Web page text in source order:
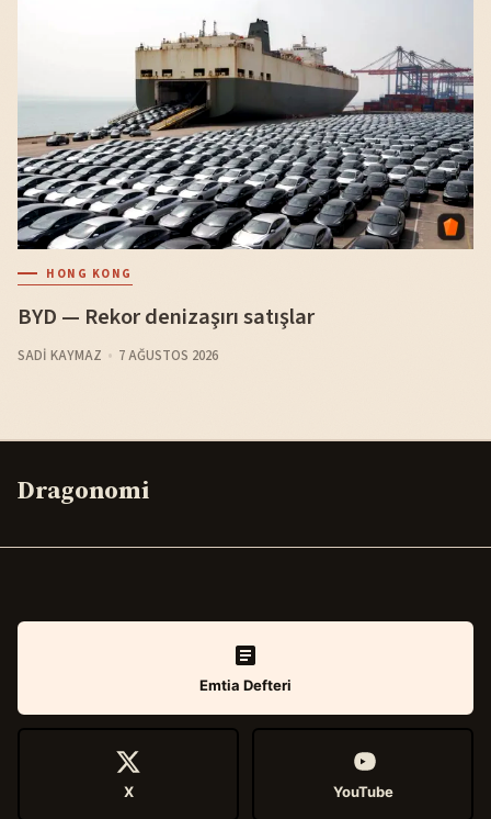
HONG KONG
BYD — Rekor denizaşırı satışlar
SADI KAYMAZ 7 AĞUSTOS 2026
Dragonomi
Emtia Defteri
X YouTube